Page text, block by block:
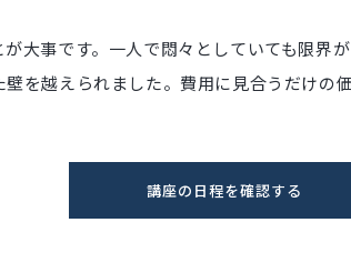
大事です。一人で悶々としていても限界
を越えられました。費用に見合うだけの
講座の日程を確認する